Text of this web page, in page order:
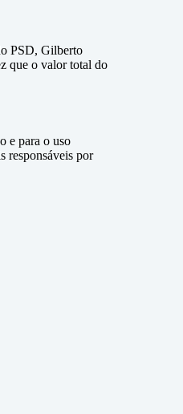
PSD, Gilberto
que o valor total do
e para o uso
responsáveis por